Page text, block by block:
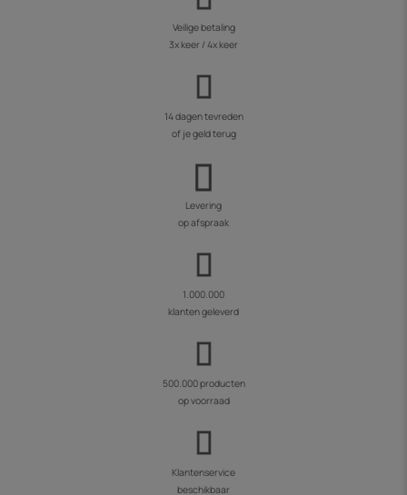
Veilige betaling
3x keer / 4x keer
14 dagen tevreden
of je geld terug
Levering
op afspraak
1.000.000
klanten geleverd
500.000 producten
op voorraad
Klantenservice
beschikbaar